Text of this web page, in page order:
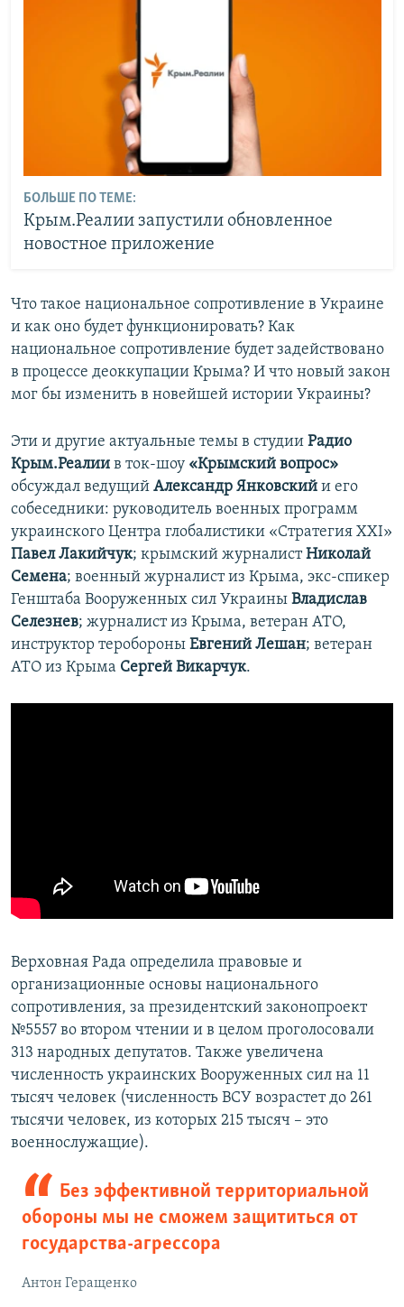
БОЛЬШЕ ПО ТЕМЕ:
Крым.Реалии запустили обновленное
новостное приложение
Что такое национальное сопротивление в Украине
и как оно будет функционировать? Как
национальное сопротивление будет задействовано
в процессе деоккупации Крыма? И что новый закон
мог бы изменить в новейшей истории Украины?
Эти и другие актуальные темы в студии Радио
Крым.Реалии в ток-шоу «Крымский вопрос»
обсуждал ведущий Александр Янковский и его
собеседники: руководитель военных программ
украинского Центра глобалистики «Стратегия ХХI»
Павел Лакийчук; крымский журналистНиколай
Семена; военный журналист из Крыма, экс-спикер
Генштаба Вооруженных сил Украины Владислав
Селезнев; журналист из Крыма, ветеран АТО,
инструктор теробороны Евгений Лешан; ветеран
АТО из Крыма Сергей Викарчук.
Верховная Рада определила правовые и
организационные основы национального
сопротивления, за президентский законопроект
№5557 во втором чтении и в целом проголосовали
313 народных депутатов. Также увеличена
численность украинских Вооруженных сил на 11
тысяч человек (численность ВСУ возрастет до 261
тысячи человек, из которых 215 тысяч – это
военнослужащие).
Без эффективной территориальной
обороны мы не сможем защититься от
государства-агрессора
Антон Геращенко